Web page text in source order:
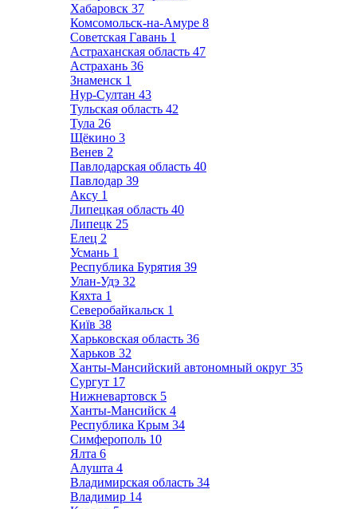
Хабаровск 37
Комсомольск-на-Амуре 8
Советская Гавань 1
Астраханская область 47
Астрахань 36
Знаменск 1
Нур-Султан 43
Тульская область 42
Тула 26
Щёкино 3
Венев 2
Павлодарская область 40
Павлодар 39
Аксу 1
Липецкая область 40
Липецк 25
Елец 2
Усмань 1
Республика Бурятия 39
Улан-Удэ 32
Кяхта 1
Северобайкальск 1
Київ 38
Харьковская область 36
Харьков 32
Ханты-Мансийский автономный округ 35
Сургут 17
Нижневартовск 5
Ханты-Мансийск 4
Республика Крым 34
Симферополь 10
Ялта 6
Алушта 4
Владимирская область 34
Владимир 14